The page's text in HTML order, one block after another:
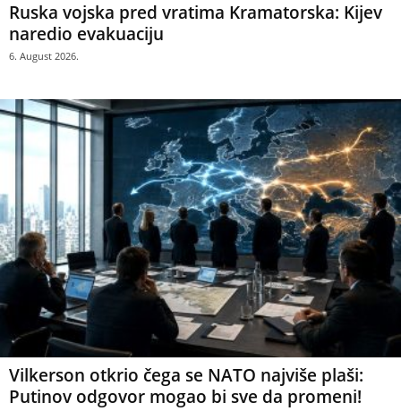
Ruska vojska pred vratima Kramatorska: Kijev
naredio evakuaciju
6. August 2026.
Vilkerson otkrio čega se NATO najviše plaši:
Putinov odgovor mogao bi sve da promeni!